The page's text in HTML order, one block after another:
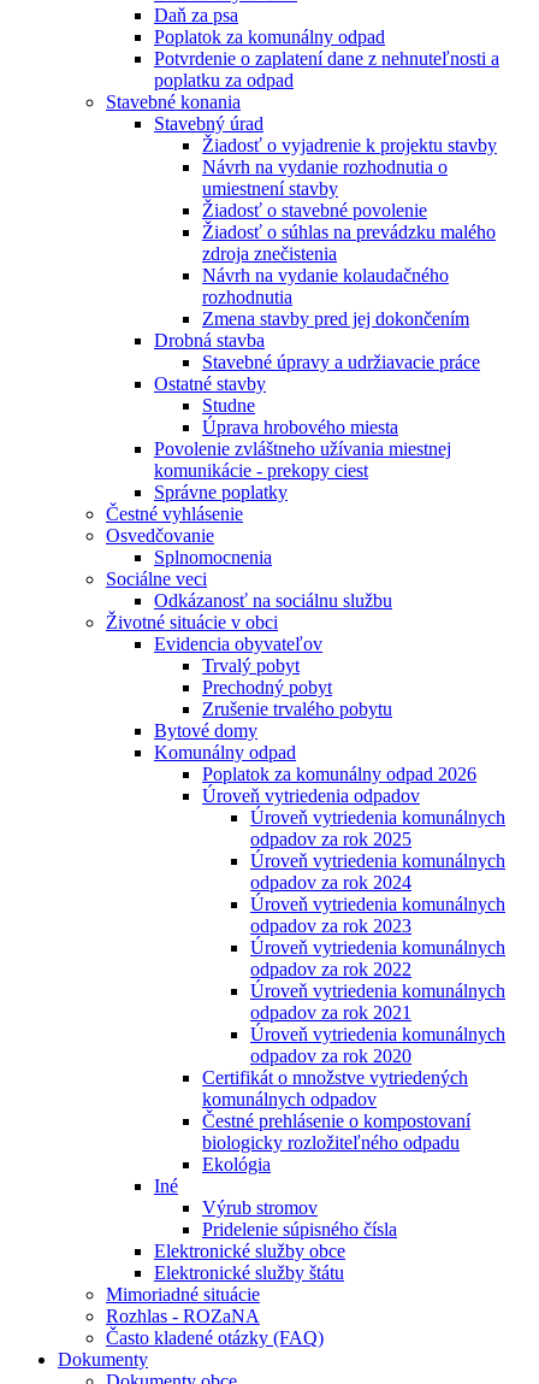
Daň za psa
Poplatok za komunálny odpad
Potvrdenie o zaplatení dane z nehnuteľnosti a
poplatku za odpad
Stavebné konania
Stavebný úrad
Žiadosť o vyjadrenie k projektu stavby
Návrh na vydanie rozhodnutia o
umiestnení stavby
Žiadosť o stavebné povolenie
Žiadosť o súhlas na prevádzku malého
zdroja znečistenia
Návrh na vydanie kolaudačného
rozhodnutia
Zmena stavby pred jej dokončením
Drobná stavba
Stavebné úpravy a udržiavacie práce
Ostatné stavby
Studne
Úprava hrobového miesta
Povolenie zvláštneho užívania miestnej
komunikácie - prekopy ciest
Správne poplatky
Čestné vyhlásenie
Osvedčovanie
Splnomocnenia
Sociálne veci
Odkázanosť na sociálnu službu
Životné situácie v obci
Evidencia obyvateľov
Trvalý pobyt
Prechodný pobyt
Zrušenie trvalého pobytu
Bytové domy
Komunálny odpad
Poplatok za komunálny odpad 2026
Úroveň vytriedenia odpadov
Úroveň vytriedenia komunálnych
odpadov za rok 2025
Úroveň vytriedenia komunálnych
odpadov za rok 2024
Úroveň vytriedenia komunálnych
odpadov za rok 2023
Úroveň vytriedenia komunálnych
odpadov za rok 2022
Úroveň vytriedenia komunálnych
odpadov za rok 2021
Úroveň vytriedenia komunálnych
odpadov za rok 2020
Certifikát o množstve vytriedených
komunálnych odpadov
Čestné prehlásenie o kompostovaní
biologicky rozložiteľného odpadu
Ekológia
Iné
Výrub stromov
Pridelenie súpisného čísla
Elektronické služby obce
Elektronické služby štátu
Mimoriadné situácie
Rozhlas - ROZaNA
Často kladené otázky (FAQ)
Dokumenty